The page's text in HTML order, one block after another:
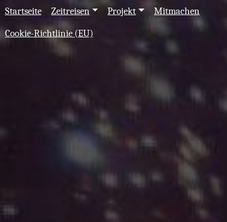
Startseite Zeitreisen Projekt
Mitmachen
Cookie-Richtlinie (EU)